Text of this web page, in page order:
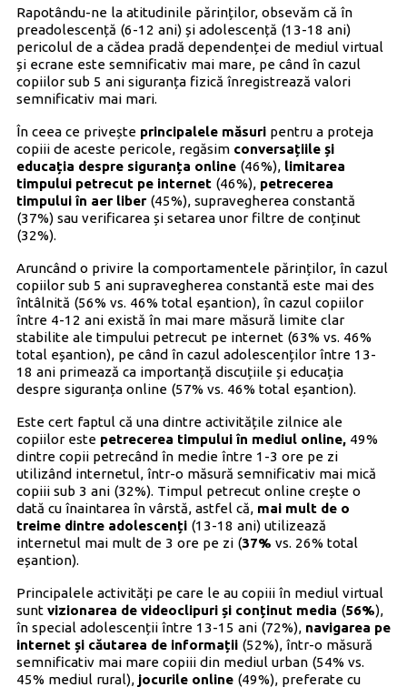
Rapotându-ne la atitudinile părinților, obsevăm că în
preadolescență (6-12 ani) și adolescență (13-18 ani)
pericolul de a cădea pradă dependenței de mediul virtual
și ecrane este semnificativ mai mare, pe când în cazul
copiilor sub 5 ani siguranța fizică înregistrează valori
semnificativ mai mari.
În ceea ce privește principalele măsuripentru a proteja
copiii de aceste pericole, regăsim conversațiile și
educația despre siguranța online(46%), limitarea
timpului petrecut pe internet(46%), petrecerea
timpului în aer liber(45%), supravegherea constantă
(37%) sau verificarea și setarea unor filtre de conținut
(32%).
Aruncând o privire la comportamentele părinților, în cazul
copiilor sub 5 ani supravegherea constantă este mai des
întâlnită (56% vs. 46% total eșantion), în cazul copiilor
între 4-12 ani există în mai mare măsură limite clar
stabilite ale timpului petrecut pe internet (63% vs. 46%
total eșantion), pe când în cazul adolescenților între 13-
18 ani primează ca importanță discuțiile și educația
despre siguranța online (57% vs. 46% total eșantion).
Este cert faptul că una dintre activitățile zilnice ale
copiilor este petrecerea timpului în mediul online,49%
dintre copii petrecând în medie între 1-3 ore pe zi
utilizând internetul, într-o măsură semnificativ mai mică
copiii sub 3 ani (32%). Timpul petrecut online crește o
dată cu înaintarea în vârstă, astfel că, mai mult de o
treime dintre adolescenți(13-18 ani) utilizează
internetul mai mult de 3 ore pe zi (37% vs. 26% total
eșantion).
Principalele activități pe care le au copiii în mediul virtual
sunt vizionarea de videoclipuri și conținut media (56%),
în special adolescenții între 13-15 ani (72%), navigarea pe
internet și căutarea de informații(52%), într-o măsură
semnificativ mai mare copiii din mediul urban (54% vs.
45% mediul rural), jocurile online (49%), preferate cu